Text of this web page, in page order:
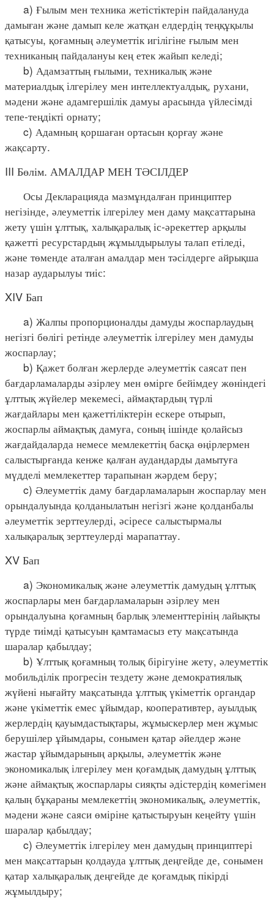
a) Ғылым мен техника жетістіктерін пайдалануда
дамыған және дамып келе жатқан елдердің теңқұқылы
қатысуы, қоғамның әлеуметтік игілігіне ғылым мен
техниканың пайдалануы кең етек жайып келеді;
b) Адамзаттың ғылыми, техникалық және
материалдық ілгерілеу мен интеллектуалдық, рухани,
мәдени және адамгершілік дамуы арасында үйлесімді
тепе-теңдікті орнату;
c) Адамның қоршаған ортасын қорғау және
жақсарту.
III Бөлім. АМАЛДАР МЕН ТӘСІЛДЕР
Осы Декларацияда мазмұндалған принциптер
негізінде, әлеуметтік ілгерілеу мен даму мақсаттарына
жету үшін ұлттық, халықаралық іс-әрекеттер арқылы
қажетті ресурстардың жұмылдырылуы талап етіледі,
және төменде аталған амалдар мен тәсілдерге айрықша
назар аударылуы тиіс:
XIV Бап
a) Жалпы пропорционалды дамуды жоспарлаудың
негізгі бөлігі ретінде әлеуметтік ілгерілеу мен дамуды
жоспарлау;
b) Қажет болған жерлерде әлеуметтік саясат пен
бағдарламаларды әзірлеу мен өмірге бейімдеу жөніндегі
ұлттық жүйелер мекемесі, аймақтардың түрлі
жағдайлары мен қажеттіліктерін ескере отырып,
жоспарлы аймақтық дамуға, соның ішінде қолайсыз
жағдайдаларда немесе мемлекеттің басқа өңірлермен
салыстырғанда кенже қалған аудандарды дамытуға
мүдделі мемлекеттер тарапынан жәрдем беру;
c) Әлеуметтік даму бағдарламаларын жоспарлау мен
орындалуында қолданылатын негізгі және қолданбалы
әлеуметтік зерттеулерді, әсіресе салыстырмалы
халықаралық зерттеулерді марапаттау.
XV Бап
a) Экономикалық және әлеуметтік дамудың ұлттық
жоспарлары мен бағдарламаларын әзірлеу мен
орындалуына қоғамның барлық элементтерінің лайықты
түрде тиімді қатысуын қамтамасыз ету мақсатында
шаралар қабылдау;
b) Ұлттық қоғамның толық бірігуіне жету, әлеуметтік
мобильділік прогресін тездету және демократиялық
жүйені нығайту мақсатында ұлттық үкіметтік органдар
және үкіметтік емес ұйымдар, кооперативтер, ауылдық
жерлердің қауымдастықтары, жұмыскерлер мен жұмыс
берушілер ұйымдары, сонымен қатар әйелдер және
жастар ұйымдарының арқылы, әлеуметтік және
экономикалық ілгерілеу мен қоғамдық дамудың ұлттық
және аймақтық жоспарлары сияқты әдістердің көмегімен
қалың бұқараны мемлекеттің экономикалық, әлеуметтік,
мәдени және саяси өміріне қатыстыруын кеңейту үшін
шаралар қабылдау;
c) Әлеуметтік ілгерілеу мен дамудың принциптері
мен мақсаттарын қолдауда ұлттық деңгейде де, сонымен
қатар халықаралық деңгейде де қоғамдық пікірді
жұмылдыру;